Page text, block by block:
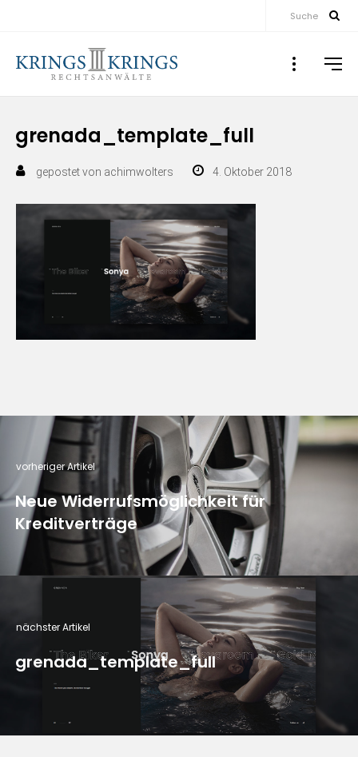
Suche
grenada_template_full
gepostet von achimwolters 4. Oktober 2018
vorheriger Artikel
Neue Widerrufsmöglichkeit für
Kreditverträge
nächster Artikel
grenada_template_full